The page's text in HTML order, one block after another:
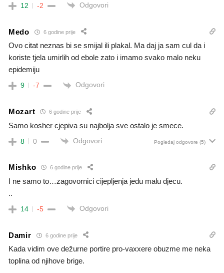
12 -2 Odgovori
Medo 6 godine prije
Ovo citat neznas bi se smijal ili plakal. Ma daj ja sam cul da i
koriste tjela umirlih od ebole zato i imamo svako malo neku
epidemiju
9 -7 Odgovori
Mozart 6 godine prije
Samo kosher cjepiva su najbolja sve ostalo je smece.
8 0 Odgovori Pogledaj odgovore (5)
Mishko 6 godine prije
I ne samo to…zagovornici cijepljenja jedu malu djecu.
..
14 -5 Odgovori
Damir 6 godine prije
Kada vidim ove dežurne portire pro-vaxxere obuzme me neka
toplina od njihove brige.